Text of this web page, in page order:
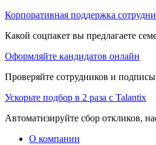
Корпоративная поддержка
Какой соцпакет вы предлагаете
Оформляйте кандидатов онлайн
Проверяйте сотрудников и
Ускорьте подбор в 2 раза с Talantix
Автоматизируйте сбор откликов,
О компании